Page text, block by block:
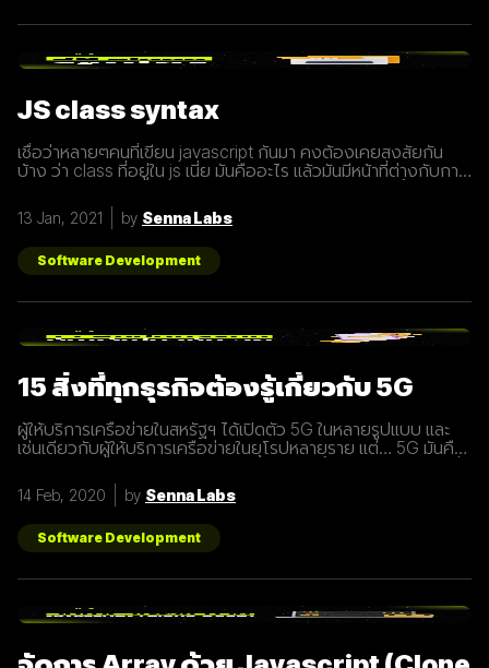
JS class syntax
เชื่อว่าหลายๆคนที่เขียน javascript กันมา คงต้องเคยสงสัยกัน
บ้าง ว่า class ที่อยู่ใน js เนี่ย มันคืออะไร แล้วมันมีหน้าที่ต่างกับการ
กว่า class เปรียบเสมือนกับ blueprint หรือแบบพิมพ์เขียว ที่
สามารถนำไปสร้างเป็นสิ่งของ( object ) ตาม blueprint หรือแบบ
พิมพ์เขียว( class ) นั้นๆได้ โดยภายใน class
13 Jan, 2021 by Senna Labs
Software Development
15 สิ่งที่ทุกธุรกิจต้องรู้เกี่ยวกับ 5G
ผู้ให้บริการเครือข่ายในสหรัฐฯ ได้เปิดตัว 5G ในหลายรูปแบบ และ
เช่นเดียวกับผู้ให้บริการเครือข่ายในยุโรปหลายราย แต่… 5G มันคือ
ทุกธุรกิจต้องรู้เกี่ยวกับ 5G เพราะเราปฏิเสธไม่ได้เลยว่ามันกำลังจะ
ถูกใช้งานอย่างกว้างขวางขึ้น 1. 5G หรือ Fifth-Generation คือ
ยุคใหม่ของเทคโนโลยีเครือข่ายไร้สายที่จะมาแทนที่ระบบ 4G ที่เราใช้
อยู่ในปัจจุบัน ซึ่งมันไม่ได้ถูกจำกัดแค่มือถือเท่านั้น แต่รวมถึง
อุปกรณ์ทุกชนิดที่เชื่อมต่ออินเตอร์เน็ตได้ 2. 5G คือการพัฒนา 3
ส่วนที่สำคัญที่จะนำมาสู่การเชื่อมต่ออุปกรณ์ไร้สายต่างๆ ขยาย
ตอบสนองที่รวดเร็วขึ้นในระยะเวลาที่น้อยลง ความสามารถในการ
แตกต่างจากระบบ
14 Feb, 2020 by Senna Labs
Software Development